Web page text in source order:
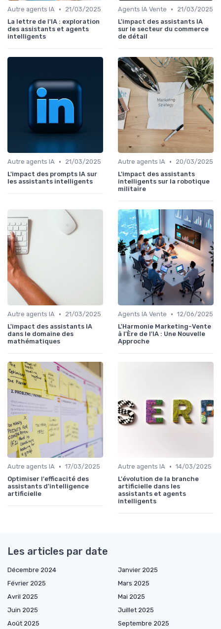
Autre agents IA •
21/03/2025
La lettre de l'IA : exploration
des assistants et agents
intelligents
Agents IA Vente •
21/03/2025
L'impact des assistants IA
sur le secteur du commerce
de détail
Autre agents IA •
21/03/2025
L'impact des prompts IA sur
les assistants intelligents
Autre agents IA •
20/03/2025
L'impact des assistants
intelligents sur la robotique
militaire
Autre agents IA •
21/03/2025
L'impact des assistants IA
dans le domaine des
mathématiques
Agents IA Vente • 12/06/2025
L'Harmonie Marketing-Vente
à l'Ère de l'IA : Une Nouvelle
Approche
Autre agents IA • 17/03/2025
Optimiser l'efficacité des
assistants d'intelligence
artificielle
Autre agents IA • 14/03/2025
L'évolution de la branche
artificielle dans les
assistants et agents
intelligents
Les articles par date
Décembre 2024
Janvier 2025
Février 2025
Mars 2025
Avril 2025
Mai 2025
Juin 2025
Juillet 2025
Août 2025
Septembre 2025